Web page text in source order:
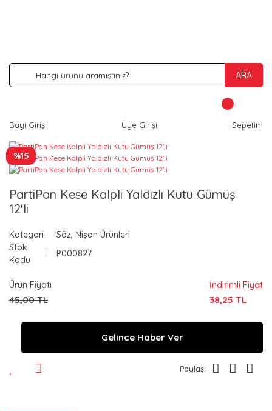
ARA
Bayi Girişi Üye Girişi Sepetim
%15
PartiPan Kese Kalpli Yaldızlı Kutu Gümüş
12'li
Kategori
Söz, Nişan Ürünleri
Stok
Kodu
P000827
Ürün Fiyatı
45,00 TL
İndirimli Fiyat
38,25 TL
Gelince Haber Ver
Paylaş: